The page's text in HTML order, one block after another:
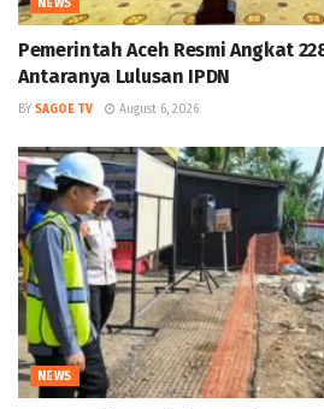
NEWS
Pemerintah Aceh Resmi Angkat
Antaranya Lulusan IPDN
BY SAGOE TV August 6, 2026
NEWS